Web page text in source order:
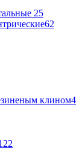
25
62
клином4